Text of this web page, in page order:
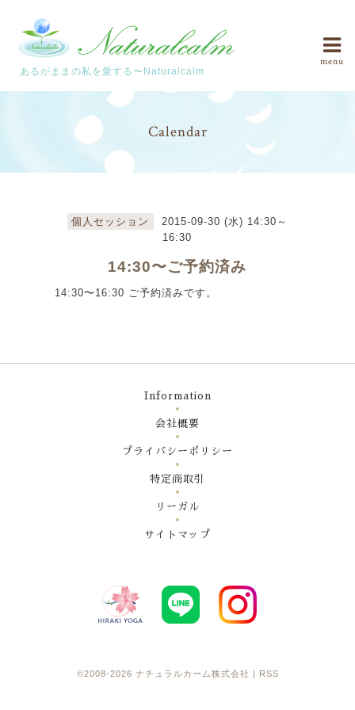
あるがままの私を愛する〜Naturalcalm
menu
Calendar
個人セッション
2015-09-30 (水) 14:30～
16:30
14:30〜ご予約済み
14:30〜16:30 ご予約済みです。
Information
会社概要
プライバシーポリシー
特定商取引
リーガル
サイトマップ
©2008-2026 ナチュラルカーム株式会社 RSS